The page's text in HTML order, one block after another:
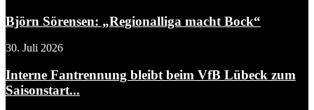
Björn Sörensen: „Regionalliga macht Bock“
30. Juli 2026
Interne Fantrennung bleibt beim VfB Lübeck zum
Saisonstart...